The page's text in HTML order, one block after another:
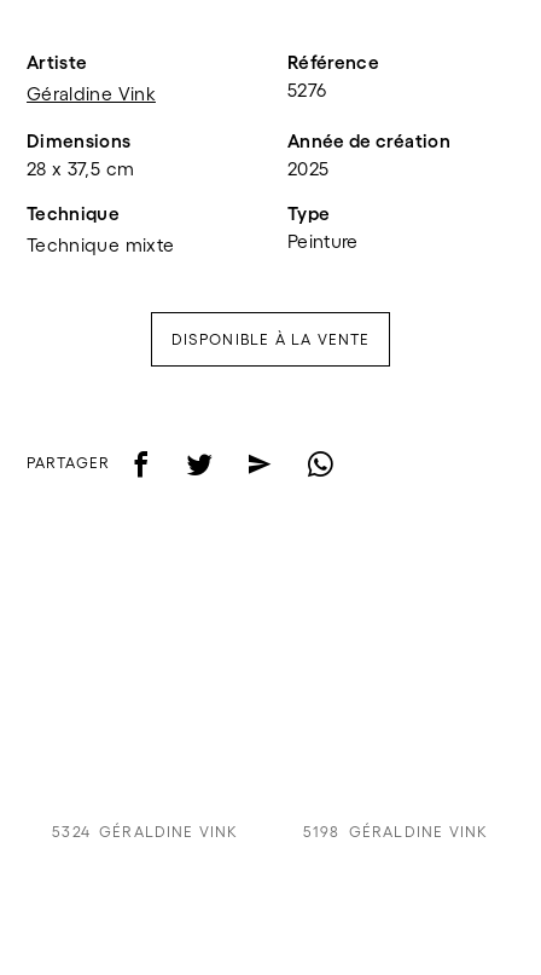
Artiste
Géraldine Vink
Référence
5276
Dimensions
28 x 37,5 cm
Année de création
2025
Technique
Technique mixte
Type
Peinture
DISPONIBLE À LA VENTE
PARTAGER f t e w
5324 GÉRALDINE VINK 5198 GÉRALDINE VINK